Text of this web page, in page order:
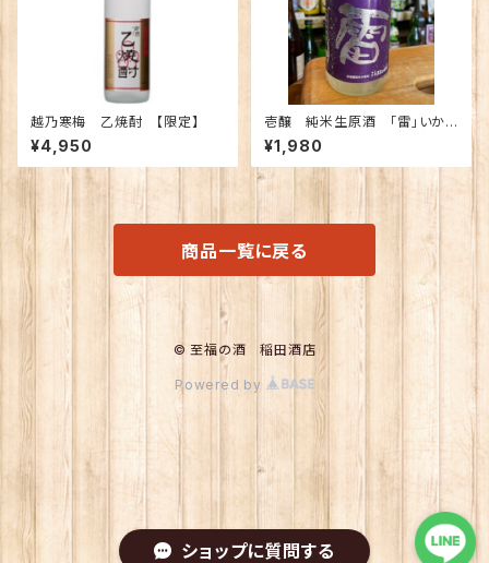
ショップに質問する
越乃寒梅 乙焼酎 【限定】
¥4,950
壱醸 純米生原酒 「雷」いか
づち 720ｍｌ
¥1,980
商品一覧に戻る
© 至福の酒 稲田酒店
Powered by